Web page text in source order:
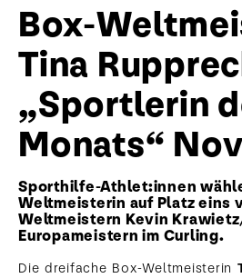
Box-
Tina
„Sportlerin
Monats“
Sporthilfe-Athlet:innen
Weltmeisterin auf Platz eins
Weltmeistern Kevin
Europameistern im Curling.
Die dreifache Box-Weltmeisterin